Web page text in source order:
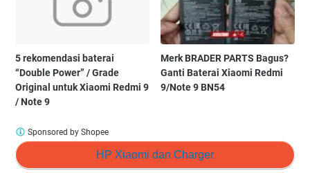
5 rekomendasi baterai
“Double Power” / Grade
Original untuk Xiaomi Redmi 9
/ Note 9
Merk BRADER PARTS Bagus?
Ganti Baterai Xiaomi Redmi
9/Note 9 BN54
HP Xiaomi dan Charger
Sponsored by Shopee